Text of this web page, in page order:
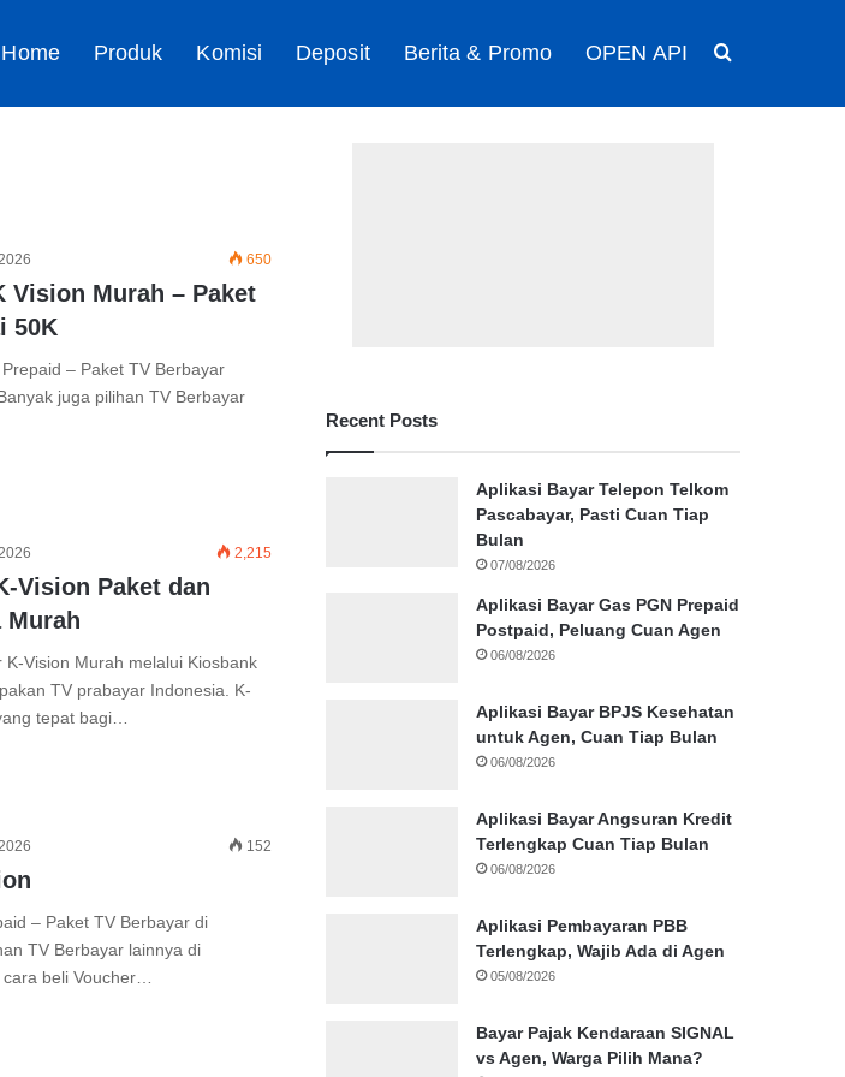
Home Produk Komisi Deposit Berita & Promo OPEN API
650
Vision Murah – Paket
50K
– Paket TV Berbayar
juga pilihan TV Berbayar
2,215
Vision Paket dan
Murah
K-Vision Murah melalui Kiosbank
TV prabayar Indonesia. K-
tepat bagi…
152
– Paket TV Berbayar di
TV Berbayar lainnya di
beli Voucher…
Recent Posts
Aplikasi Bayar Telepon Telkom
Pascabayar, Pasti Cuan Tiap
Bulan
07/08/2026
Aplikasi Bayar Gas PGN Prepaid
Postpaid, Peluang Cuan Agen
06/08/2026
Aplikasi Bayar BPJS Kesehatan
untuk Agen, Cuan Tiap Bulan
06/08/2026
Aplikasi Bayar Angsuran Kredit
Terlengkap Cuan Tiap Bulan
06/08/2026
Aplikasi Pembayaran PBB
Terlengkap, Wajib Ada di Agen
05/08/2026
Bayar Pajak Kendaraan SIGNAL
vs Agen, Warga Pilih Mana?